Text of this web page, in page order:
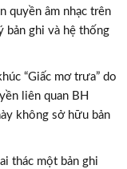
quyền âm nhạc trên
bản ghi và hệ thống
“Giấc mơ trưa” do
liên quan BH
không sở hữu bản
thác một bản ghi